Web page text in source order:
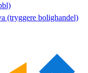
(tryggere bolighandel)